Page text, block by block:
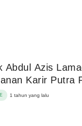
Abdul Azis
Karir Putra
1 tahun yang lalu